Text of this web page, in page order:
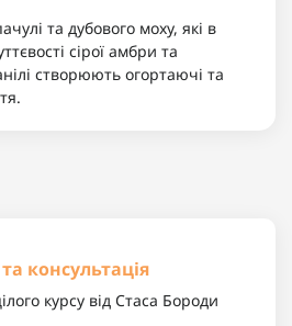
та дубового моху, які в
сірої амбри та
створюють огортаючі та
консультація
курсу від Стаса Бороди